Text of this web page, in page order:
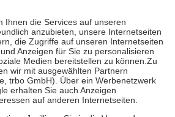
Zuzahlungen in Höhe von zehn
mindestensjedochfünf Euround
sind jedoch nie mehr als die tatsächlichen
auch für Online-Apotheken.
Krankenpflege beträgt die
der Kosten sowie zehn Euro je